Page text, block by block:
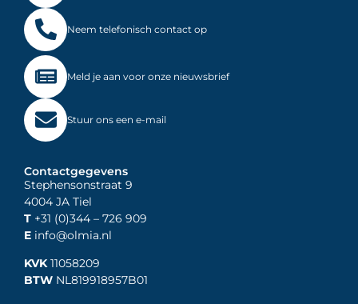
Neem telefonisch contact op
Meld je aan voor onze nieuwsbrief
Stuur ons een e-mail
Contactgegevens
Stephensonstraat 9
4004 JA Tiel
T +31 (0)344 – 726 909
E info@olmia.nl
KVK11058209
BTW NL819918957B01